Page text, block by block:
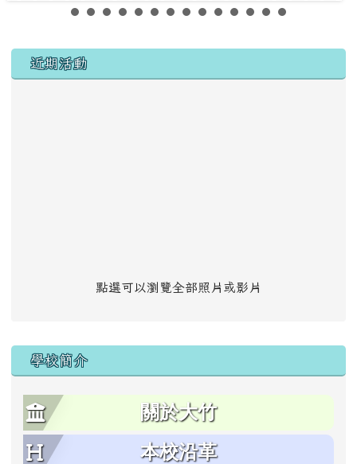
左邊區域內容
近期活動
點選可以瀏覽全部照片或影片
學校簡介
關於大竹
本校沿革